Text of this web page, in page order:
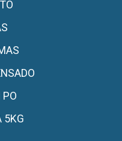
PO
5KG